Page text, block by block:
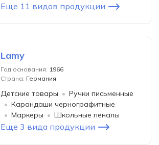
Еще 11 видов продукции
Lamy
Год основания: 1966
Страна: Германия
Детские товары
Ручки письменные
Карандаши чернографитные
Маркеры
Школьные пеналы
Еще 3 вида продукции